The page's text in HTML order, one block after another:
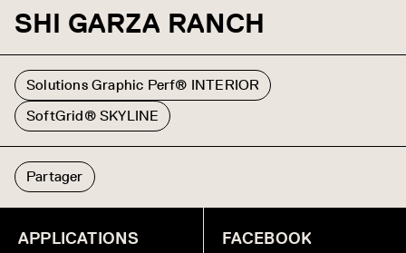
SHI GARZA RANCH
Solutions Graphic Perf® INTERIOR
SoftGrid® SKYLINE
Partager
APPLICATIONS
FACEBOOK